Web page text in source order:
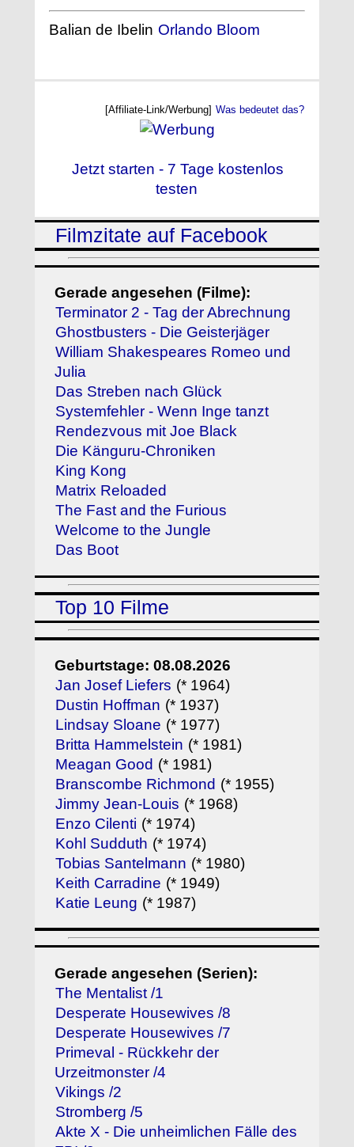
Balian de Ibelin Orlando Bloom
[Affiliate-Link/Werbung] Was bedeutet das?
Jetzt starten - 7 Tage kostenlos
testen
Filmzitate auf Facebook
Gerade angesehen (Filme):
Terminator 2 - Tag der Abrechnung
Ghostbusters - Die Geisterjäger
William Shakespeares Romeo und
Julia
Das Streben nach Glück
Systemfehler - Wenn Inge tanzt
Rendezvous mit Joe Black
Die Känguru-Chroniken
King Kong
Matrix Reloaded
The Fast and the Furious
Welcome to the Jungle
Das Boot
Top 10 Filme
Geburtstage: 08.08.2026
Jan Josef Liefers (* 1964)
Dustin Hoffman (* 1937)
Lindsay Sloane (* 1977)
Britta Hammelstein (* 1981)
Meagan Good (* 1981)
Branscombe Richmond (* 1955)
Jimmy Jean-Louis (* 1968)
Enzo Cilenti (* 1974)
Kohl Sudduth (* 1974)
Tobias Santelmann (* 1980)
Keith Carradine (* 1949)
Katie Leung (* 1987)
Gerade angesehen (Serien):
The Mentalist /1
Desperate Housewives /8
Desperate Housewives /7
Primeval - Rückkehr der
Urzeitmonster /4
Vikings /2
Stromberg /5
Akte X - Die unheimlichen Fälle des